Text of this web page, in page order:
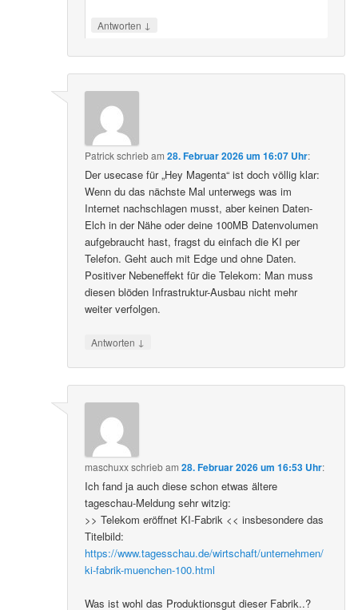
Antworten ↓
Patrickschriebam28. Februar 2026 um 16:07 Uhr:
Der usecase für „Hey Magenta“ ist doch völlig klar:
Wenn du das nächste Mal unterwegs was im
Internet nachschlagen musst, aber keinen Daten-
Elch in der Nähe oder deine 100MB Datenvolumen
aufgebraucht hast, fragst du einfach die KI per
Telefon. Geht auch mit Edge und ohne Daten.
Positiver Nebeneffekt für die Telekom: Man muss
diesen blöden Infrastruktur-Ausbau nicht mehr
weiter verfolgen.
Antworten ↓
maschuxxschriebam28. Februar 2026 um 16:53 Uhr:
Ich fand ja auch diese schon etwas ältere
tageschau-Meldung sehr witzig:
>> Telekom eröffnet KI-Fabrik << insbesondere das
Titelbild:
https://www.tagesschau.de/wirtschaft/unternehmen/
ki-fabrik-muenchen-100.html
Was ist wohl das Produktionsgut dieser Fabrik..?